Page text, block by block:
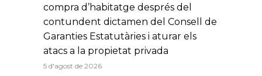
compra d’habitatge després del
contundent dictamen del Consell de
Garanties Estatutàries i aturar els
atacs a la propietat privada
5 d'agost de 2026